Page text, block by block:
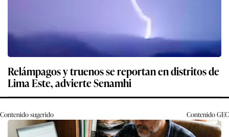
Relámpagos y truenos se reportan en distritos de
Lima Este, advierte Senamhi
Contenido sugerido ContenidoGEC